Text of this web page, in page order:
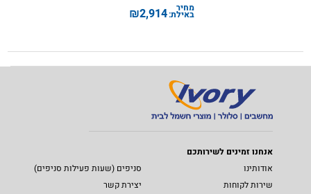
מחיר
באילת:2,914
₪
אנחנו זמינים לשירותכם
אודותינו
סניפים (שעות פעילות סניפים)
שירות לקוחות
יצירת קשר